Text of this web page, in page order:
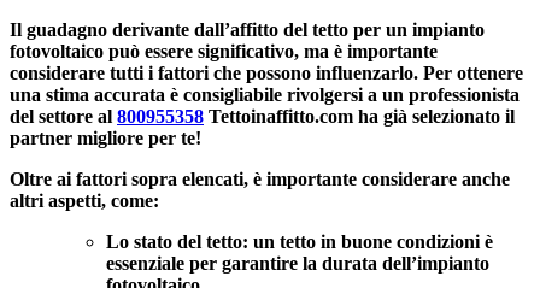
Il guadagno derivante dall’affitto del tetto per un impianto
fotovoltaico può essere significativo, ma è importante
considerare tutti i fattori che possono influenzarlo. Per ottenere
una stima accurata è consigliabile rivolgersi a un professionista
del settore al 800955358 Tettoinaffitto.com ha già selezionato il
partner migliore per te!
Oltre ai fattori sopra elencati, è importante considerare anche
altri aspetti, come:
Lo stato del tetto: un tetto in buone condizioni è
essenziale per garantire la durata dell’impianto